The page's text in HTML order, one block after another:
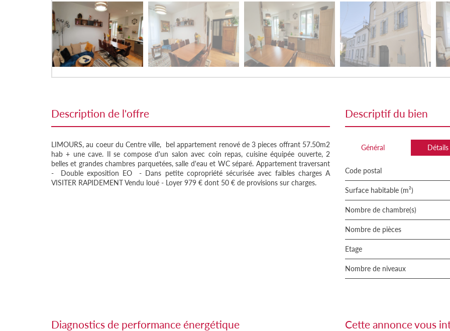
description de l'offre
LIMOURS, au coeur du Centre ville, bel appartement renové de 3 pieces offrant 57.50m2
hab + une cave. Il se compose d'un salon avec coin repas, cuisine équipée ouverte, 2
belles et grandes chambres parquetées, salle d'eau et WC séparé. Appartement traversant
- Double exposition EO - Dans petite copropriété sécurisée avec faibles charges A
VISITER RAPIDEMENT Vendu loué - Loyer 979 € dont 50 € de provisions sur charges.
descriptif du bien
Général
Code postal
Surface habitable (m²)
Nombre de chambre(s)
Nombre de pièces
Etage
Nombre de niveaux
diagnostics de performance énergétique cette annonce vous